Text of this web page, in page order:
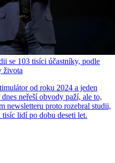
se 103 tisíci účastníky, podle
života
od roku 2024 a jeden
neřeší obvody paží, ale to,
newsletteru proto rozebral studii,
tisíc lidí po dobu deseti let.